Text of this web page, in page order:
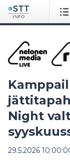
Night
29.5.2026